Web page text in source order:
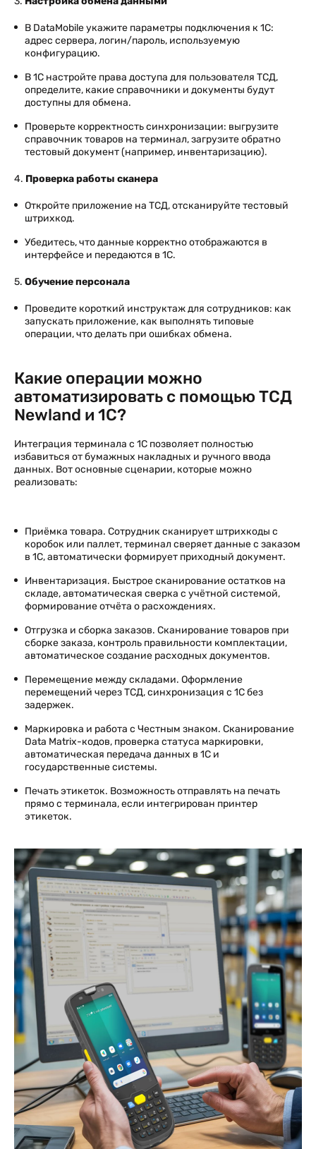
В DataMobile укажите параметры подключения к 1С:
адрес сервера, логин/пароль, используемую
конфигурацию.
В 1С настройте права доступа для пользователя ТСД,
определите, какие справочники и документы будут
доступны для обмена.
Проверьте корректность синхронизации: выгрузите
справочник товаров на терминал, загрузите обратно
тестовый документ (например, инвентаризацию).
4. Проверка работы сканера
Откройте приложение на ТСД, отсканируйте тестовый
штрихкод.
Убедитесь, что данные корректно отображаются в
интерфейсе и передаются в 1С.
5. Обучение персонала
Проведите короткий инструктаж для сотрудников: как
запускать приложение, как выполнять типовые
операции, что делать при ошибках обмена.
Какие операции можно
автоматизировать с помощью ТСД
Newland и 1С?
Интеграция терминала с 1С позволяет полностью
избавиться от бумажных накладных и ручного ввода
данных. Вот основные сценарии, которые можно
реализовать:
Приёмка товара. Сотрудник сканирует штрихкоды с
коробок или паллет, терминал сверяет данные с заказом
в 1С, автоматически формирует приходный документ.
Инвентаризация. Быстрое сканирование остатков на
складе, автоматическая сверка с учётной системой,
формирование отчёта о расхождениях.
Отгрузка и сборка заказов. Сканирование товаров при
сборке заказа, контроль правильности комплектации,
автоматическое создание расходных документов.
Перемещение между складами. Оформление
перемещений через ТСД, синхронизация с 1С без
задержек.
Маркировка и работа с Честным знаком. Сканирование
Data Matrix-кодов, проверка статуса маркировки,
автоматическая передача данных в 1С и
государственные системы.
Печать этикеток. Возможность отправлять на печать
прямо с терминала, если интегрирован принтер
этикеток.